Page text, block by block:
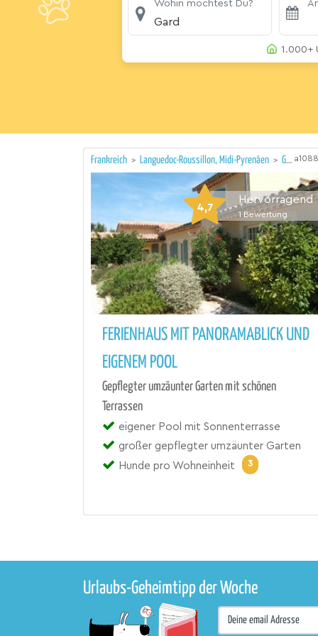
Wohin möchtest Du?
Gard
1.000+
Frankreich > Languedoc-Roussillon, Midi-Pyrenäen > Gard
4,7
Hervorragend
1 Bewertung
FERIENHAUS MIT PANORAMABLICK UND
EIGENEM POOL
Gepflegter umzäunter Garten mit schönen
Terrassen
eigener Pool mit Sonnenterrasse
großer gepflegter umzäunter Garten
Hunde pro Wohneinheit
3
Urlaubs-Geheimtipp der Woche